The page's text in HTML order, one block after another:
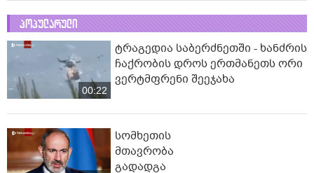
პოპულარული
00:22
ტრაგედია საბერძნეთში - ხანძრის
ჩაქრობის დროს ერთმანეთს ორი
ვერტმფრენი შეეჯახა
სომხეთის
მთავრობა
გადადგა